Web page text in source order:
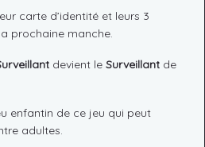
carte d’identité et leurs 3
prochaine manche.
devient le Surveillant de
enfantin de ce jeu qui peut
adultes.